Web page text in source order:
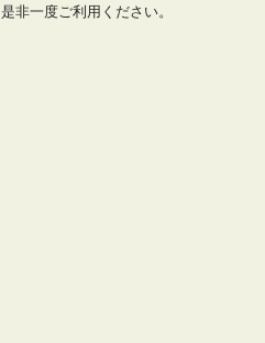
是非一度ご利用ください。